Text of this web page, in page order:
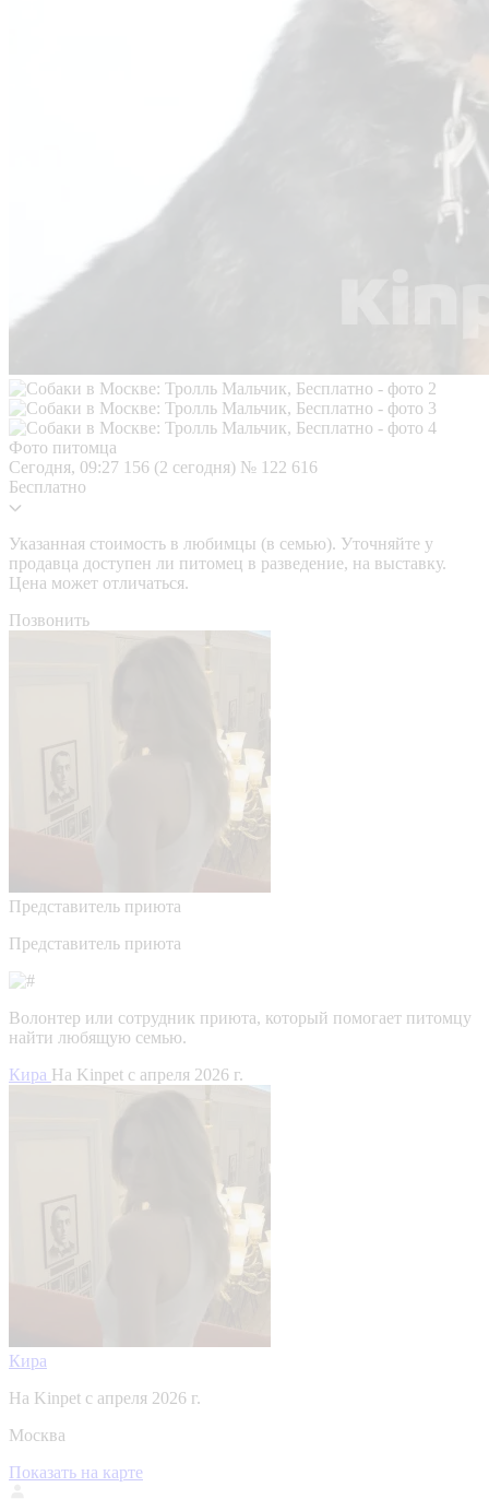
Фото питомца
Сегодня, 09:27 156 (2 сегодня) № 122 616
Бесплатно
Указанная стоимость в любимцы (в семью). Уточняйте у
продавца доступен ли питомец в разведение, на выставку.
Цена может отличаться.
Позвонить
Представитель приюта
Представитель приюта
Волонтер или сотрудник приюта, который помогает питомцу
найти любящую семью.
Кира На Kinpet c апреля 2026 г.
Кира
На Kinpet c апреля 2026 г.
Москва
Показать на карте